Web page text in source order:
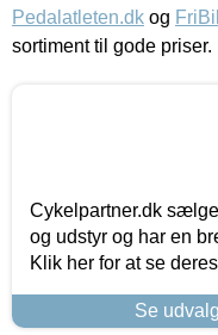
Pedalatleten.dk og
sortiment til gode priser.
Cykelpartner.dk
og udstyr og har en
Klik her for at se
Se